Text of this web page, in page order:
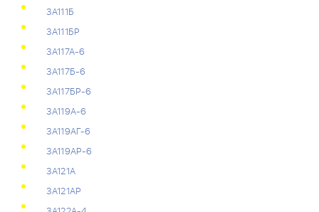
3А111Б
3А111БР
3А117А-6
3А117Б-6
3А117БР-6
3А119А-6
3А119АГ-6
3А119АР-6
3А121А
3А121АР